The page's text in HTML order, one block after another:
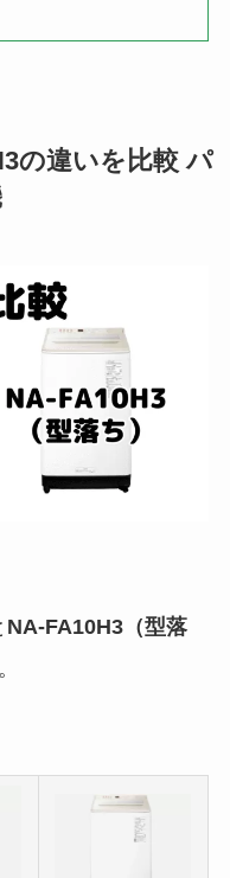
の違いを比較 パ
NA-FA10H3（型落